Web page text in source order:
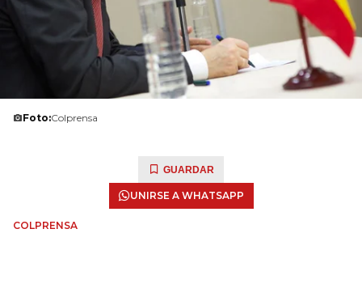
Foto:Colprensa
GUARDAR
UNIRSE A WHATSAPP
COLPRENSA